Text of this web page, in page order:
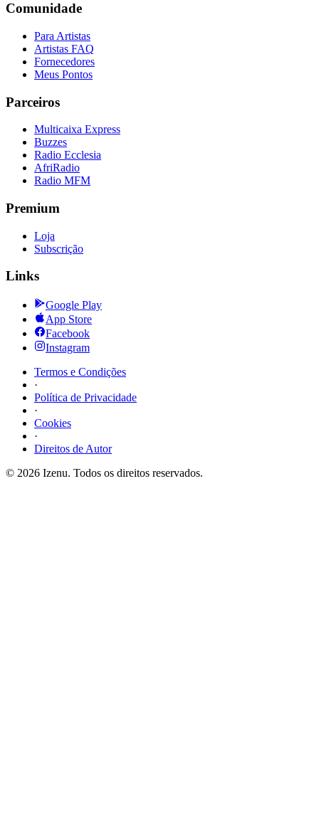
Comunidade
Para Artistas
Artistas FAQ
Fornecedores
Meus Pontos
Parceiros
Multicaixa Express
Buzzes
Radio Ecclesia
AfriRadio
Radio MFM
Premium
Loja
Subscrição
Links
Google Play
App Store
Facebook
Instagram
Termos e Condições
·
Política de Privacidade
·
Cookies
·
Direitos de Autor
© 2026 Izenu. Todos os direitos reservados.